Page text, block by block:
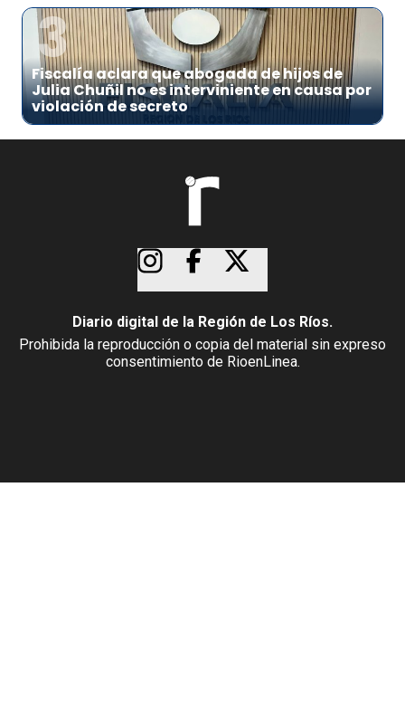
3
Fiscalía aclara que abogada de hijos de
Julia Chuñil no es interviniente en causa por
violación de secreto
Diario digital de la Región de Los Ríos.
Prohibida la reproducción o copia del material sin expreso
consentimiento de RioenLinea.